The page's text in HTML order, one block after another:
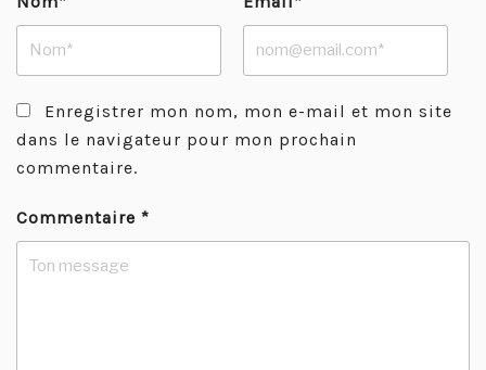
Enregistrer mon nom, mon e-mail et mon site
dans le navigateur pour mon prochain
commentaire.
Commentaire *